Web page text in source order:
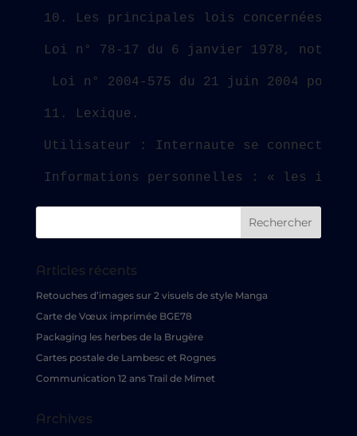
10. Les principales lois concernées.
Loi n° 78-17 du 6 janvier 1978,
Loi n° 2004-575 du 21 juin 2004 pour
11. Lexique.
Utilisateur : Internaute se
Informations personnelles : « les
Articles récents
Retouches d’images sur 2 visuels de style Manga
Carte de Vœux imprimée BGE78
Packaging les herbes de la Brugère
Cartes postale de Lambesc et Rognes
Communication 12 ans Trail de Mimet
Archives